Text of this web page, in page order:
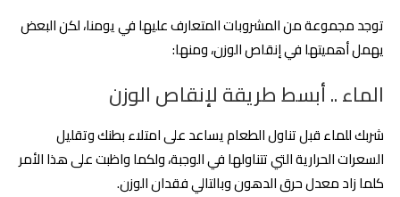
توجد مجموعة من المشروبات المتعارف عليها في يومنا، لكن البعض
يهمل أهميتها في إنقاص الوزن، ومنها:
الماء .. أبسط طريقة لإنقاص الوزن
شربك للماء قبل تناول الطعام يساعد على امتلاء بطنك وتقليل
السعرات الحرارية التي تتناولها في الوجبة، ولكما واظبت على هذا الأمر
كلما زاد معدل حرق الدهون وبالتالي فقدان الوزن.